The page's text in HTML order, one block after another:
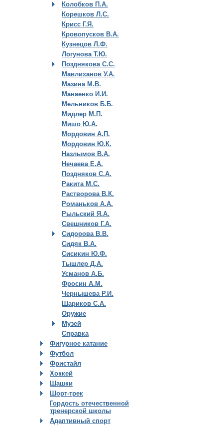
Колобков П.А.
Корешков Л.С.
Крисс Г.Я.
Кровопусков В.А.
Кузнецов Л.Ф.
Логунова Т.Ю.
Позднякова С.С.
Мавлиханов У.А.
Мазина М.В.
Манаенко И.И.
Мельников Б.Б.
Мидлер М.П.
Мишо Ю.А.
Мордовин А.П.
Мордовин Ю.К.
Назлымов В.А.
Нечаева Е.А.
Поздняков С.А.
Ракита М.С.
Растворова В.К.
Романьков А.А.
Рыльский Я.А.
Свешников Г.А.
Сидорова В.В.
Сидяк В.А.
Сисикин Ю.Ф.
Тышлер Д.А.
Усманов А.Б.
Фросин А.М.
Чернышева Р.И.
Шариков С.А.
Оружие
Музей
Справка
Фигурное катание
Футбол
Фристайл
Хоккей
Шашки
Шорт-трек
Гордость отечественной
тренерской школы
Адаптивный спорт